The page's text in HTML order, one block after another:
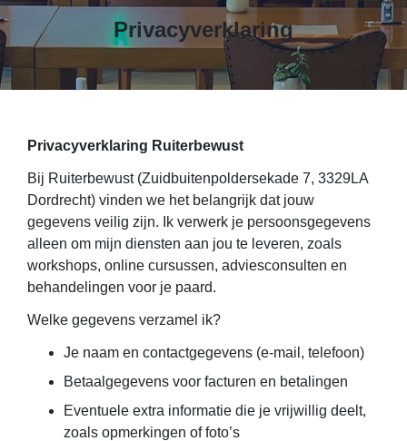
Privacyverklaring
Privacyverklaring Ruiterbewust
Bij Ruiterbewust (Zuidbuitenpoldersekade 7, 3329LA
Dordrecht) vinden we het belangrijk dat jouw
gegevens veilig zijn. Ik verwerk je persoonsgegevens
alleen om mijn diensten aan jou te leveren, zoals
workshops, online cursussen, adviesconsulten en
behandelingen voor je paard.
Welke gegevens verzamel ik?
Je naam en contactgegevens (e-mail, telefoon)
Betaalgegevens voor facturen en betalingen
Eventuele extra informatie die je vrijwillig deelt,
zoals opmerkingen of foto’s